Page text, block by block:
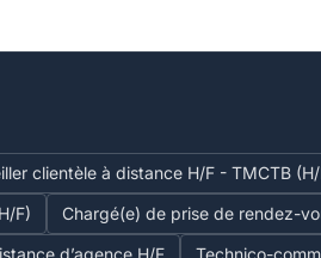
clientèle à distance H/F - TMCTB
F)
Chargé(e) de prise de rendez-
d’agence H/F
Technico-